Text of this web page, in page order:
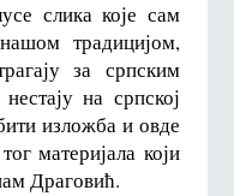
слика које сам
традицијом,
за српским
на српској
изложба и овде
материјала који
Драговић.